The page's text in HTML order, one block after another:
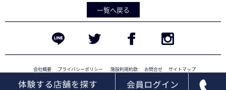
一覧へ戻る
会社概要 プライバシーポリシー 施設利用約款 お問合せ サイトマップ